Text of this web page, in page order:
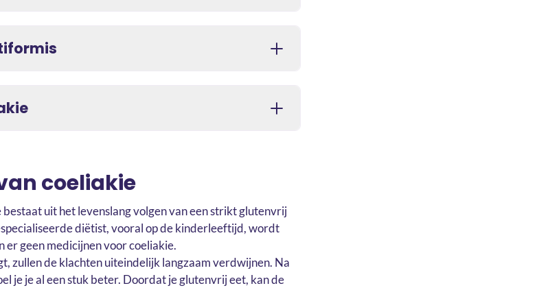
coeliakie
uit het levenslang volgen van een strikt glutenvrij
diëtist, vooral op de kinderleeftijd, wordt
er geen medicijnen voor coeliakie.
zullen de klachten uiteindelijk langzaam verdwijnen. Na
je je al een stuk beter. Doordat je glutenvrij eet, kan de